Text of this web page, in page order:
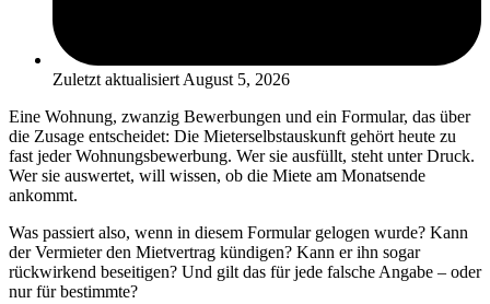
Zuletzt aktualisiert August 5, 2026
Eine Wohnung, zwanzig Bewerbungen und ein Formular, das über
die Zusage entscheidet: Die Mieterselbstauskunft gehört heute zu
fast jeder Wohnungsbewerbung. Wer sie ausfüllt, steht unter Druck.
Wer sie auswertet, will wissen, ob die Miete am Monatsende
ankommt.
Was passiert also, wenn in diesem Formular gelogen wurde? Kann
der Vermieter den Mietvertrag kündigen? Kann er ihn sogar
rückwirkend beseitigen? Und gilt das für jede falsche Angabe – oder
nur für bestimmte?